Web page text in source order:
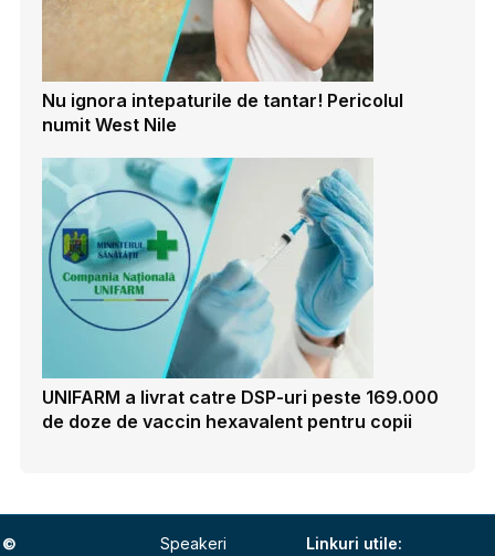
Nu ignora intepaturile de tantar! Pericolul
numit West Nile
UNIFARM a livrat catre DSP-uri peste 169.000
de doze de vaccin hexavalent pentru copii
©
Speakeri Linkuri utile: